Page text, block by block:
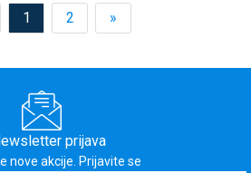
1 2 »
prijava
nove akcije. Prijavite se